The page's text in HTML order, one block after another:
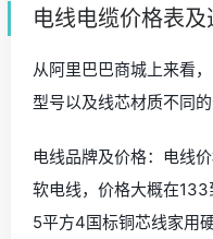
电线电缆价格表及
从阿里巴巴商城上来看
型号以及线芯材质不同的
电线品牌及价格：电线
软电线，价格大概在
5平方4国标铜芯线家用